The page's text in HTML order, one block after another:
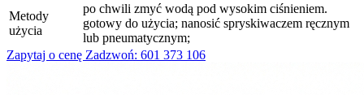
Metody
użycia
po chwili zmyć wodą pod wysokim ciśnieniem.
gotowy do użycia; nanosić spryskiwaczem ręcznym
lub pneumatycznym;
Zapytaj o cenę Zadzwoń: 601 373 106